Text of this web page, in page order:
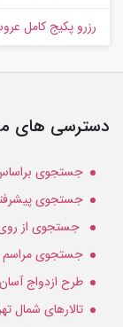
رزرو پکیج کامل
دسترسی های
جستجوی
جستجوی
جستجوی از
جستجوی مراسم
طرح ازدواج آسان
تالارهای شمال